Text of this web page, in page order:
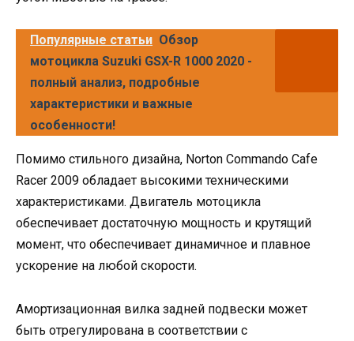
Популярные статьи Обзор
мотоцикла Suzuki GSX-R 1000 2020 -
полный анализ, подробные
характеристики и важные
особенности!
Помимо стильного дизайна, Norton Commando Cafe
Racer 2009 обладает высокими техническими
характеристиками. Двигатель мотоцикла
обеспечивает достаточную мощность и крутящий
момент, что обеспечивает динамичное и плавное
ускорение на любой скорости.
Амортизационная вилка задней подвески может
быть отрегулирована в соответствии с